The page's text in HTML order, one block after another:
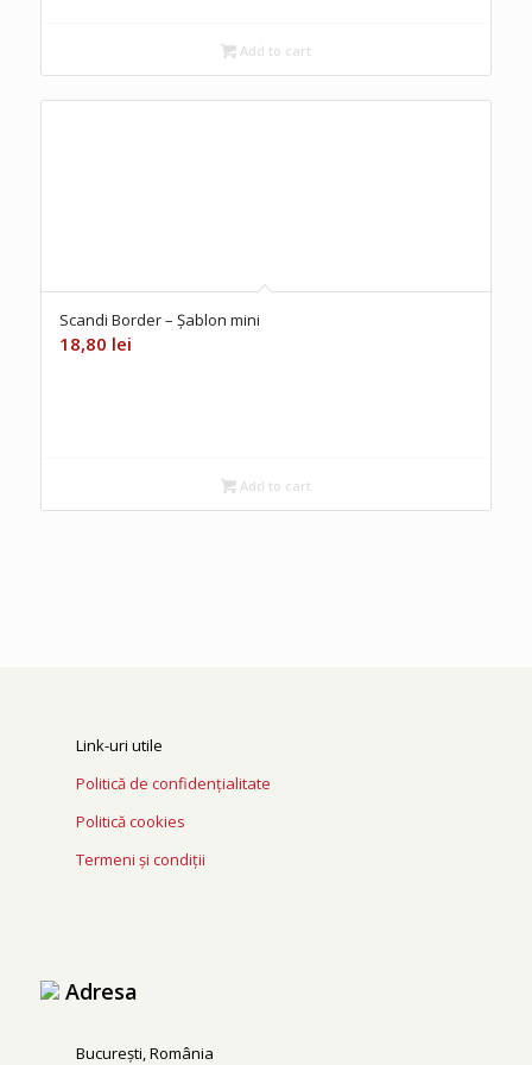
Add to cart
Scandi Border – Șablon mini
18,80 lei
Add to cart
Link-uri utile
Politică de confidențialitate
Politică cookies
Termeni și condiții
Adresa
București, România